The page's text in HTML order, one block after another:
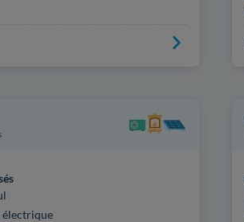
électrique